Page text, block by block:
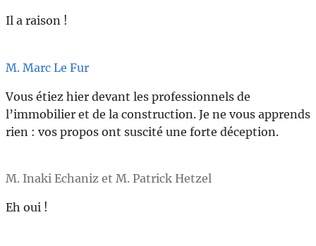
Il a raison !
M. Marc Le Fur
Vous étiez hier devant les professionnels de
l’immobilier et de la construction. Je ne vous apprends
rien : vos propos ont suscité une forte déception.
M. Inaki Echaniz et M. Patrick Hetzel
Eh oui !